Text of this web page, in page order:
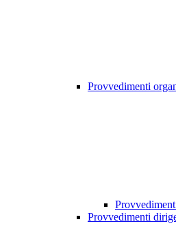
Provvedimenti
Provvedimenti